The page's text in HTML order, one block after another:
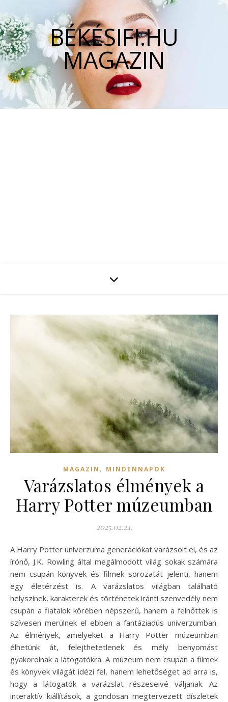
BÉKÉSIFI.HU
MAGAZIN
MAGAZIN , MINDENNAPOK
Varázslatos élmények a
Harry Potter múzeumban
2025.02.24.
A Harry Potter univerzuma generációkat varázsolt el, és az
írónő, J.K. Rowling által megálmodott világ sokak számára
nem csupán könyvek és filmek sorozatát jelenti, hanem
egy életérzést is. A varázslatos világban található
helyszínek, karakterek és történetek iránti szenvedély nem
csupán a fiatalok körében népszerű, hanem a felnőttek is
szívesen merülnek el ebben a fantáziadús univerzumban.
Az élmények, amelyeket a Harry Potter múzeumban
élhetünk át, felejthetetlenek és mély benyomást
gyakorolnak a látogatókra. A múzeum nem csupán a filmek
és könyvek világát idézi fel, hanem lehetőséget ad arra is,
hogy a látogatók a varázslat részeseivé váljanak. Az
interaktív kiállítások, a gondosan megtervezett díszletek